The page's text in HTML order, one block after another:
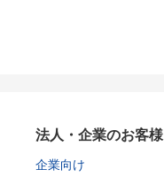
法人・企業のお客様
企業向け